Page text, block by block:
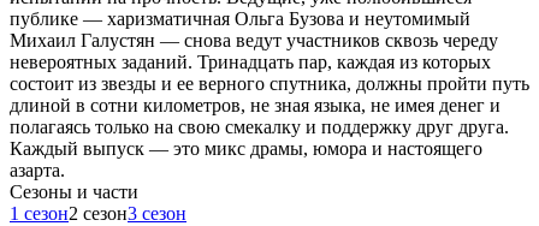
публике — харизматичная Ольга Бузова и неутомимый
Михаил Галустян — снова ведут участников сквозь череду
невероятных заданий. Тринадцать пар, каждая из которых
состоит из звезды и ее верного спутника, должны пройти путь
длиной в сотни километров, не зная языка, не имея денег и
полагаясь только на свою смекалку и поддержку друг друга.
Каждый выпуск — это микс драмы, юмора и настоящего
азарта.
Cезоны и части
1 сезон2 сезон3 сезон